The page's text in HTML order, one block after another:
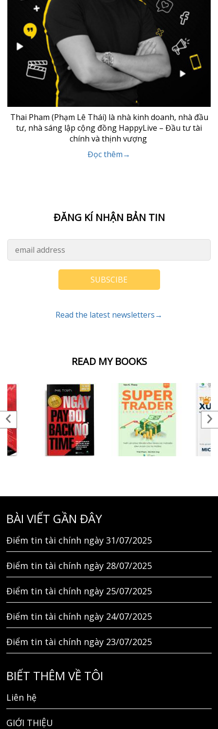
READ MY BOOKS
Thai Pham (Phạm Lê Thái) là nhà kinh doanh, nhà đầu
tư, nhà sáng lập cộng đồng HappyLive – Đầu tư tài
chính và thịnh vượng
Đọc thêm→
ĐĂNG KÍ NHẬN BẢN TIN
SUBSCIBE
Read the latest newsletters→
BÀI VIẾT GẦN ĐÂY
Điểm tin tài chính ngày 31/07/2025
Điểm tin tài chính ngày 28/07/2025
Điểm tin tài chính ngày 25/07/2025
Điểm tin tài chính ngày 24/07/2025
Điểm tin tài chính ngày 23/07/2025
BIẾT THÊM VỀ TÔI
Liên hệ
GIỚI THIỆU